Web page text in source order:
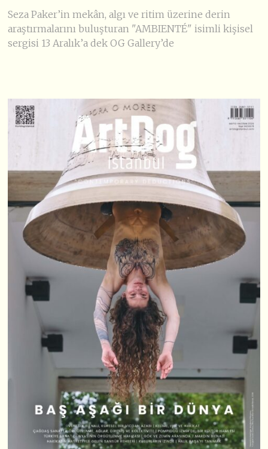
Seza Paker’in mekân, algı ve ritim üzerine derin
araştırmalarını buluşturan "AMBIENTÉ" isimli kişisel
sergisi 13 Aralık’a dek OG Gallery’de